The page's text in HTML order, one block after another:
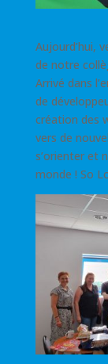
Aujourd’hui,
de notre
Arrivé dans
de
création des
vers de
s’orienter et
monde ! So